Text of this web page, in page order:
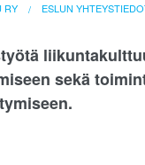
RY ESLUN
sekä